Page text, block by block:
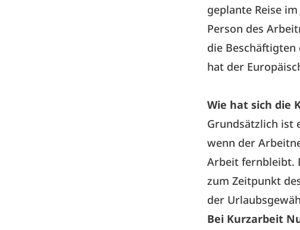
geplante Reise
Person des
die
hat der
Wie hat sich die
Grundsätzlich ist
wenn der
Arbeit fernbleibt.
zum Zeitpunkt
der
Bei Kurzarbeit